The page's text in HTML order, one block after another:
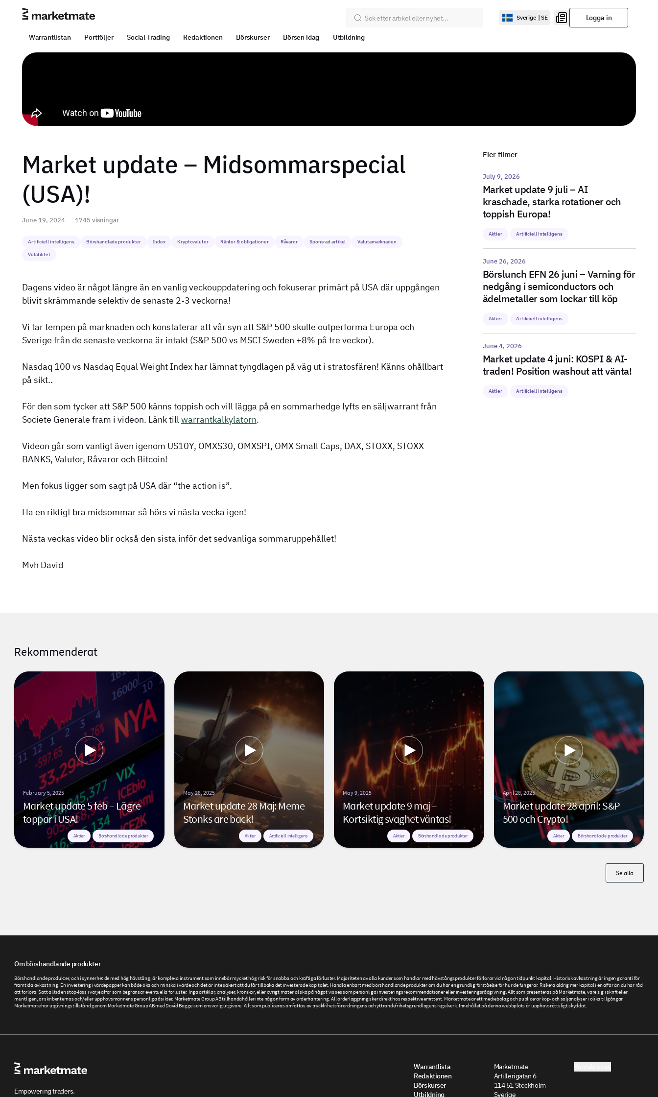
Sverige | SE Logga in
Warrantlistan Portföljer Social Trading Redaktionen Börskurser Börsen idag Utbildning
Market update – Midsommarspecial
(USA)!
June 19, 2024 1745 visningar
Artificiell intelligens Börshandlade produkter Index Kryptovalutor Räntor & obligationer Råvaror Sponsrad artikel
Valutamarknaden
Volatilitet
Dagens video är något längre än en vanlig veckouppdatering och fokuserar primärt på USA där uppgången
blivit skrämmande selektiv de senaste 2-3 veckorna!
Vi tar tempen på marknaden och konstaterar att vår syn att S&P 500 skulle outperforma Europa och
Sverige från de senaste veckorna är intakt (S&P 500 vs MSCI Sweden +8% på tre veckor).
Nasdaq 100 vs Nasdaq Equal Weight Index har lämnat tyngdlagen på väg ut i stratosfären! Känns ohållbart
på sikt..
För den som tycker att S&P 500 känns toppish och vill lägga på en sommarhedge lyfts en säljwarrant från
Societe Generale fram i videon. Länk tillwarrantkalkylatorn.
Videon går som vanligt även igenom US10Y, OMXS30, OMXSPI, OMX Small Caps, DAX, STOXX, STOXX
BANKS, Valutor, Råvaror och Bitcoin!
Men fokus ligger som sagt på USA där “the action is”.
Ha en riktigt bra midsommar så hörs vi nästa vecka igen!
Nästa veckas video blir också den sista inför det sedvanliga sommaruppehållet!
Mvh David
Fler filmer
July 9, 2026
Market update 9 juli – AI
kraschade, starka rotationer och
toppish Europa!
Aktier Artificiell intelligens
June 26, 2026
Börslunch EFN 26 juni – Varning för
nedgång i semiconductors och
ädelmetaller som lockar till köp
Aktier Artificiell intelligens
June 4, 2026
Market update 4 juni: KOSPI & AI-
traden! Position washout att vänta!
Aktier Artificiell intelligens
Rekommenderat
February 5, 2025
Market update 5 feb – Lägre
toppar i USA!
Aktier Börshandlade produkter
May 28, 2025
Market update 28 Maj: Meme
Stonks are back!
Aktier Artificiell intelligens
May 9, 2025
Market update 9 maj –
Kortsiktig svaghet väntas!
Aktier Börshandlade produkter
April 28, 2025
Market update 28 april: S&P
500 och Crypto!
Aktier Börshandlade produkter
Se alla
Om börshandlande produkter
Börshandlande produkter, och i synnerhet de med hög hävstång, är komplexa instrument som innebär mycket hög risk för snabba och kraftiga förluster. Majoriteten av alla kunder som handlar med hävstångsprodukter förlorar vid någon tidpunkt kapital. Historisk avkastning är ingen garanti för
framtida avkastning. En investering i värdepapper kan både öka och minska i värde och det är inte säkert att du får tillbaka det investerade kapitalet. Handla enbart med börshandlande produkter om du har en grundlig förståelse för hur de fungerar. Riskera aldrig mer kapital i en affär än du har råd
att förlora. Sätt alltid en stop-loss i varje affär som begränsar eventuella förluster. Inga artiklar, analyser, krönikor, eller övrigt material ska på något vis ses som personliga investeringsrekommendationer eller investeringsrådgivning. Allt som presenteras på Marketmate, vare sig i skrift eller
muntligen, är skribenternas och/eller upphovsmännens personliga åsikter. Marketmate Group AB tillhandahåller inte någon form av orderhantering. All orderläggning sker direkt hos respektive emittent. Marketmate är ett mediebolag och publicerar köp- och säljanalyser i olika tillgångar.
Marketmate har utgivningstillstånd genom Marketmate Group AB med David Bagge som ansvarig utgivare. Allt som publiceras omfattas av tryckfrihetsförordningens och yttrandefrihetsgrundlagens regelverk. Innehållet på denna webbplats är upphovsrättsligt skyddat.
Empowering traders.
Warrantlista
Redaktionen
Börskurser
Utbildning
Marketmate
Artillerigatan 6
114 51 Stockholm
Sverige